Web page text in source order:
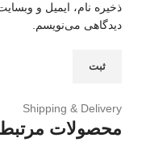
ذخیره نام، ایمیل و
دیدگاهی می‌نویسم.
Shipping & Delivery
محصولات